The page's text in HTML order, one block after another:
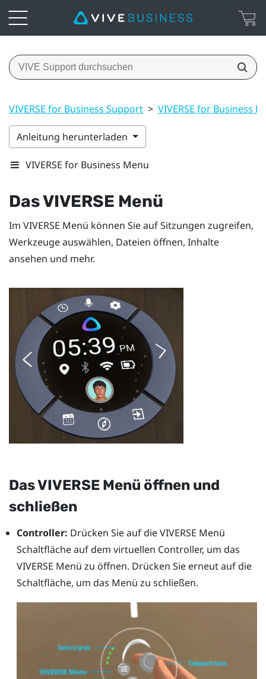
VIVERSE for Business Support > VIVERSE for Business
Anleitung herunterladen
VIVERSE for Business Menu
DasVIVERSE Menü
Im VIVERSE Menü können Sie auf Sitzungen zugreifen,
Werkzeuge auswählen, Dateien öffnen, Inhalte
ansehen und mehr.
DasVIVERSE Menü öffnen und
schließen
Controller: Drücken Sie auf dieVIVERSE Menü
Schaltfläche auf dem virtuellen Controller, um das
VIVERSE Menü zu öffnen. Drücken Sie erneut auf die
Schaltfläche, um das Menü zu schließen.